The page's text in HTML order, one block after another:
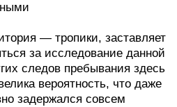
— тропики, заставляет
за исследование данной
следов пребывания здесь
вероятность, что даже
задержался совсем